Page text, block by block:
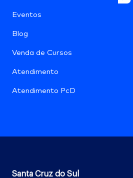
Eventos
Blog
Venda de Cursos
Atendimento
Atendimento PcD
Santa Cruz do Sul